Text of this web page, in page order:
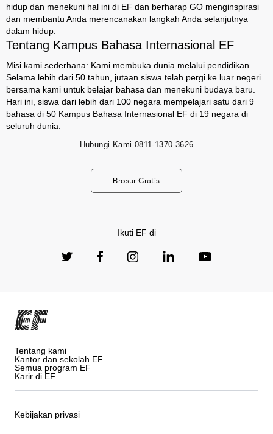
hidup dan menekuni hal ini di EF dan berharap GO menginspirasi
dan membantu Anda merencanakan langkah Anda selanjutnya
dalam hidup.
Tentang Kampus Bahasa Internasional EF
Misi kami sederhana: Kami membuka dunia melalui pendidikan.
Selama lebih dari 50 tahun, jutaan siswa telah pergi ke luar negeri
bersama kami untuk belajar bahasa dan menekuni budaya baru.
Hari ini, siswa dari lebih dari 100 negara mempelajari satu dari 9
bahasa di 50 Kampus Bahasa Internasional EF di 19 negara di
seluruh dunia.
Hubungi Kami 0811-1370-3626
Brosur Gratis
Ikuti EF di
Tentang kami
Kantor dan sekolah EF
Semua program EF
Karir di EF
Kebijakan privasi